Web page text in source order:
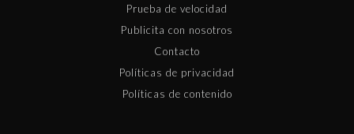
Prueba de velocidad
Publicita con nosotros
Contacto
Políticas de privacidad
Políticas de contenido